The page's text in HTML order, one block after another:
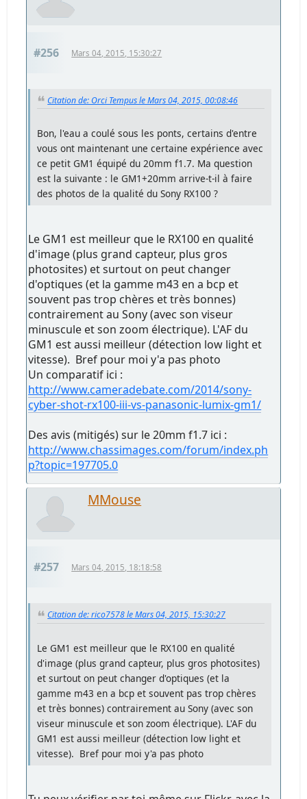
#256 Mars 04, 2015, 15:30:27
Citation de: Orci Tempus le Mars 04, 2015, 00:08:46
Bon, l'eau a coulé sous les ponts, certains d'entre
vous ont maintenant une certaine expérience avec
ce petit GM1 équipé du 20mm f1.7. Ma question
est la suivante : le GM1+20mm arrive-t-il à faire
des photos de la qualité du Sony RX100 ?
Le GM1 est meilleur que le RX100 en qualité
d'image (plus grand capteur, plus gros
photosites) et surtout on peut changer
d'optiques (et la gamme m43 en a bcp et
souvent pas trop chères et très bonnes)
contrairement au Sony (avec son viseur
minuscule et son zoom électrique). L'AF du
GM1 est aussi meilleur (détection low light et
vitesse). Bref pour moi y'a pas photo
Un comparatif ici :
http://www.cameradebate.com/2014/sony-
cyber-shot-rx100-iii-vs-panasonic-lumix-gm1/
Des avis (mitigés) sur le 20mm f1.7 ici :
http://www.chassimages.com/forum/index.ph
p?topic=197705.0
MMouse
#257 Mars 04, 2015, 18:18:58
Citation de: rico7578 le Mars 04, 2015, 15:30:27
Le GM1 est meilleur que le RX100 en qualité
d'image (plus grand capteur, plus gros photosites)
et surtout on peut changer d'optiques (et la
gamme m43 en a bcp et souvent pas trop chères
et très bonnes) contrairement au Sony (avec son
viseur minuscule et son zoom électrique). L'AF du
GM1 est aussi meilleur (détection low light et
vitesse). Bref pour moi y'a pas photo